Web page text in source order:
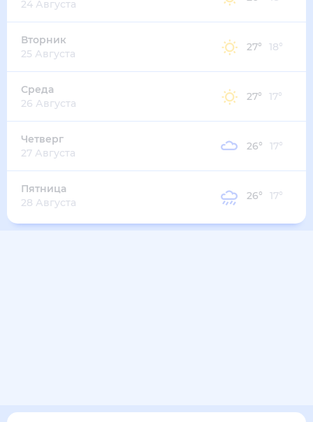
24 Августа
Вторник
25 Августа
27° 18°
Среда
26 Августа
27° 17°
Четверг
27 Августа
26° 17°
Пятница
28 Августа
26° 17°